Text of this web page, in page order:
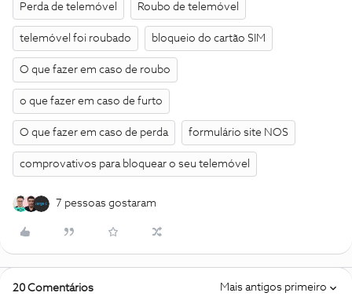
Perda de telemóvel Roubo de telemóvel
telemóvel foi roubado bloqueio do cartão SIM
O que fazer em caso de roubo
o que fazer em caso de furto
O que fazer em caso de perda formulário site NOS
comprovativos para bloquear o seu telemóvel
7 pessoas gostaram
20 Comentários Mais antigos primeiro